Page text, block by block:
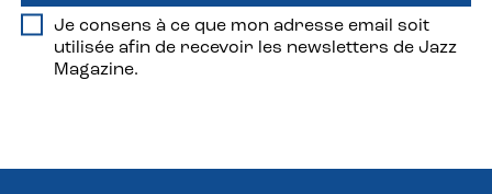
Je consens à ce que mon adresse email soit
utilisée afin de recevoir les newsletters de Jazz
Magazine.